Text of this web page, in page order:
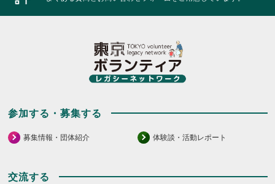
参加する・募集する
募集情報・団体紹介 体験談・活動レポート
交流する